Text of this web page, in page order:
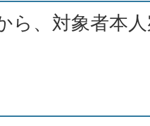
ら、対象者本